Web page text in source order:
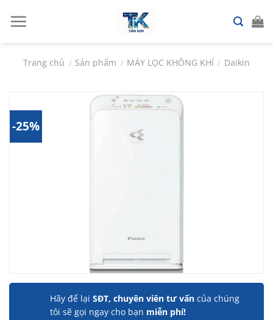
đến
Trang chủ / Sản phẩm / MÁY LỌC KHÔNG KHÍ / Daikin
-25%
Hãy để lại SĐT, chuyên viên tư vấn của chúng
tôi sẽ gọi ngay cho bạn miễn phí!